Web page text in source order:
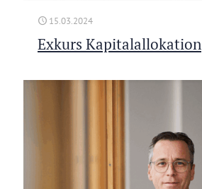
15.03.2024
Exkurs Kapitalallokation